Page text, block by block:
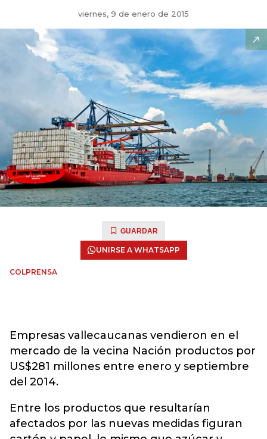
viernes, 9 de enero de 2015
GUARDAR
UNIRSE A WHATSAPP
COLPRENSA
Empresas vallecaucanas vendieron en el
mercado de la vecina Nación productos por
US$281 millones entre enero y septiembre
del 2014.
Entre los productos que resultarían
afectados por las nuevas medidas figuran